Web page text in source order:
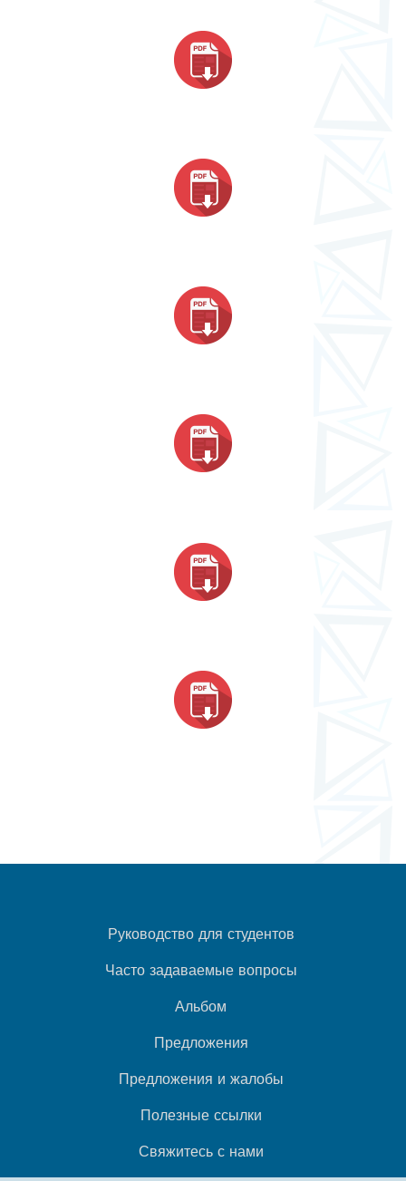
Руководство для студентов
Часто задаваемые вопросы
Альбом
Предложения
Предложения и жалобы
Полезные ссылки
Свяжитесь с нами